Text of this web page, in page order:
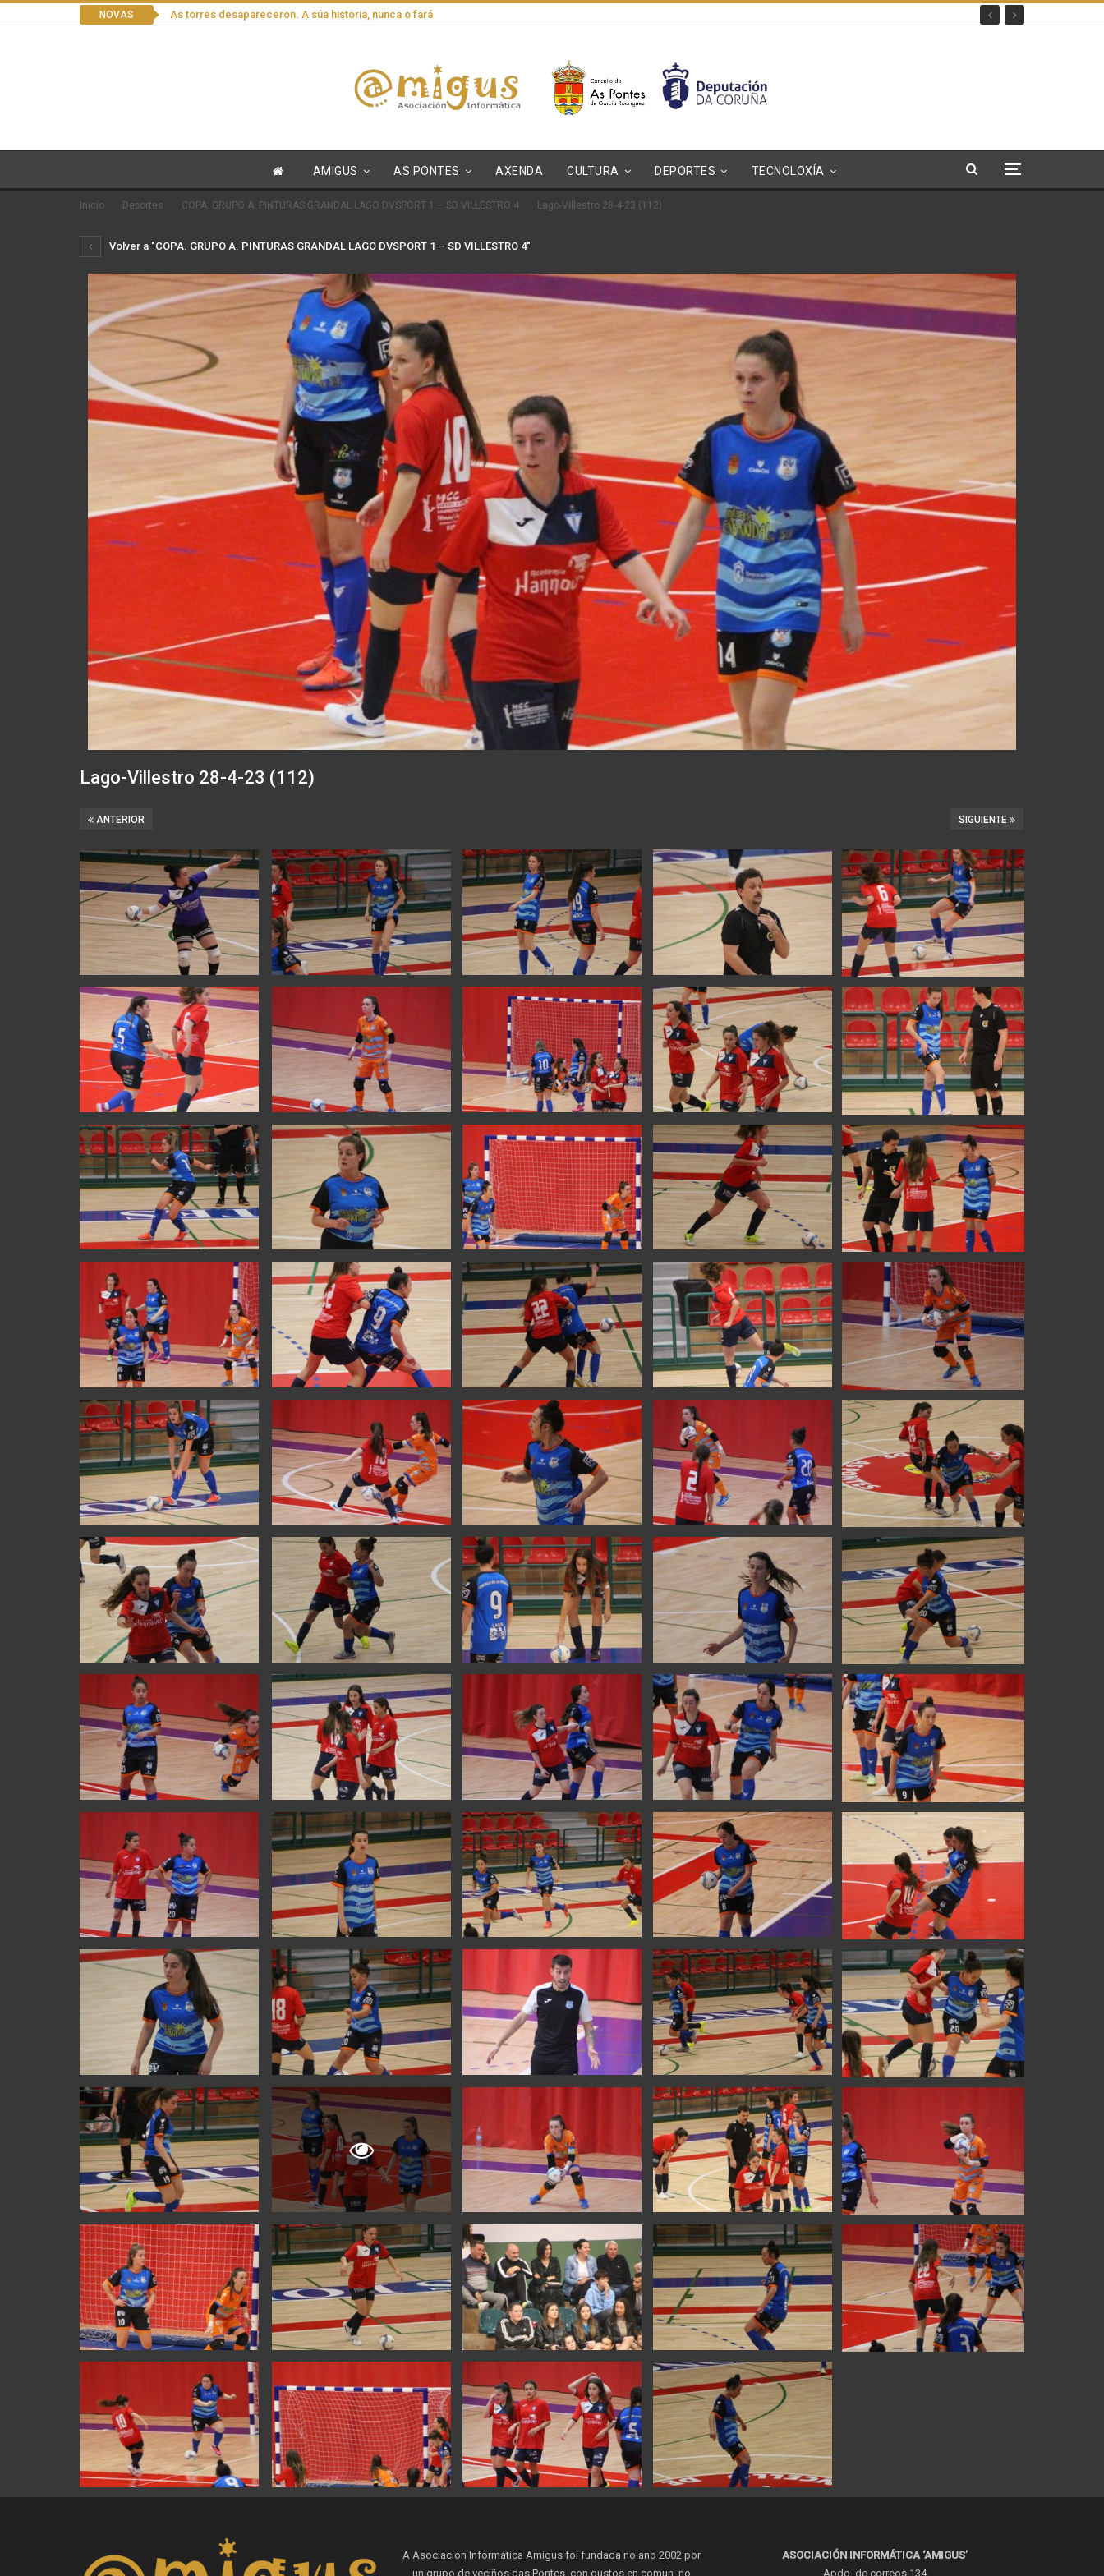
NOVAS As torres desapareceron. A súa historia, nunca o fará
AMIGUS AS PONTES AXENDA CULTURA DEPORTES TECNOLOXÍA
Inicio Deportes COPA. GRUPO A. PINTURAS GRANDAL LAGO DVSPORT 1 – SD VILLESTRO 4 Lago-Villestro 28-4-23 (112)
Volver a "COPA. GRUPO A. PINTURAS GRANDAL LAGO DVSPORT 1 – SD VILLESTRO 4"
Lago-Villestro 28-4-23 (112)
SIGUIENTE
ANTERIOR
A Asociación Informática Amigus foi fundada no ano 2002 por
un grupo de veciños das Pontes, con gustos en común, no
ASOCIACIÓN INFORMÁTICA ‘AMIGUS’
Apdo. de correos 134